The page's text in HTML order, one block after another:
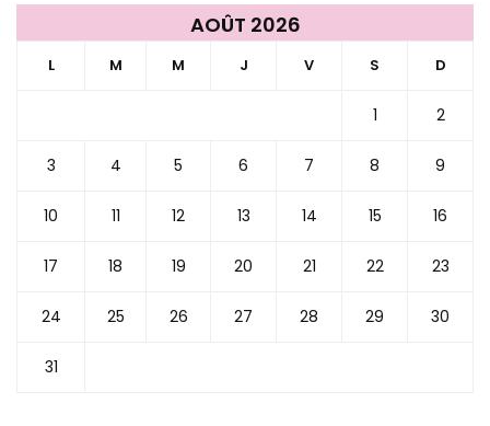
AOÛT 2026
L M M J V S D
1 2
3 4 5 6 7 8 9
10 11 12 13 14 15 16
17 18 19 20 21 22 23
24 25 26 27 28 29 30
31